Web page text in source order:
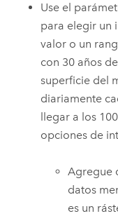
Use el
para elegir un
valor o un
con 30 años
superficie del
diariamente
llegar a los
opciones de
Agregue
datos
es un